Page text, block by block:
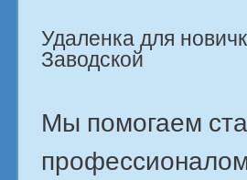
Удаленка для
Заводской
Мы помогаем